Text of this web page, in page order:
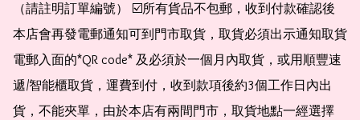
（請註明訂單編號） ☑️所有貨品不包郵，收到付款確認後
本店會再發電郵通知可到門市取貨，取貨必須出示通知取貨
電郵入面的*QR code* 及必須於一個月內取貨，或用順豐速
遞/智能櫃取貨，運費到付，收到款項後約3個工作日內出
貨，不能夾單，由於本店有兩間門市，取貨地點一經選擇